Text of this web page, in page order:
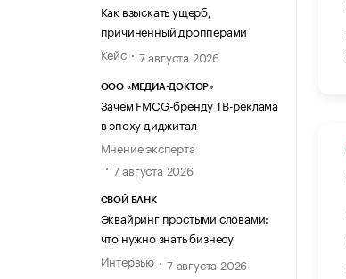
Как взыскать ущерб,
причиненный дропперами
Кейс
7 августа 2026
ООО «МЕДИА-ДОКТОР»
Зачем FMCG-бренду ТВ-реклама
в эпоху диджитал
Мнение эксперта
7 августа 2026
СВОЙ БАНК
Эквайринг простыми словами:
что нужно знать бизнесу
Интервью
7 августа 2026